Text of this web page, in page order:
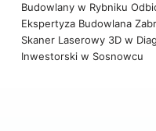
Budowlany w Rybniku
Ekspertyza Budowlana
Skaner Laserowy 3D w
Inwestorski w Sosnowcu